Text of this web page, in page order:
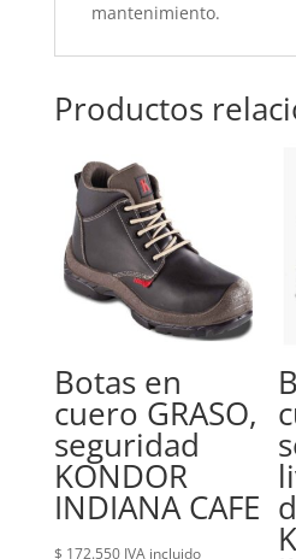
mantenimiento.
Productos
Botas en
cuero GRASO,
seguridad
KONDOR
INDIANA CAFE
$ 172.550 IVA incluido